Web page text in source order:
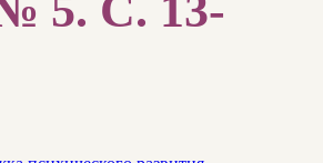
5. С. 13-